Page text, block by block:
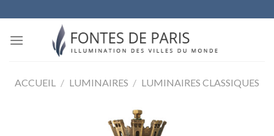
to
content
ACCUEIL / LUMINAIRES / LUMINAIRES CLASSIQUES